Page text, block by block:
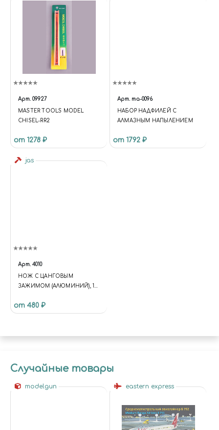
Арт. 09927
MASTER TOOLS MODEL
CHISEL-RR2
от 1278 ₽
Арт. ma-0096
НАБОР НАДФИЛЕЙ С
АЛМАЗНЫМ НАПЫЛЕНИЕМ
от 1792 ₽
jas
Арт. 4010
НОЖ С ЦАНГОВЫМ
ЗАЖИМОМ (АЛЮМИНИЙ), 15
от 480 ₽
Случайные товары
modelgun eastern express